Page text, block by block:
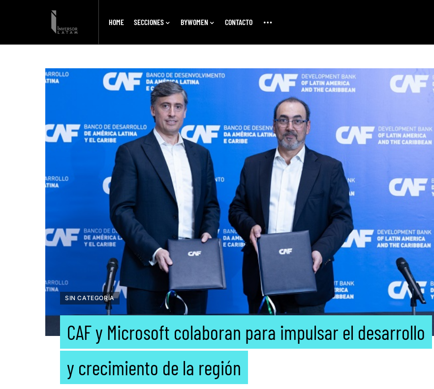
HOME SECCIONES BYWOMEN CONTACTO
SIN CATEGORÍA
CAF y Microsoft colaboran para impulsar el desarrollo
y crecimiento de la región